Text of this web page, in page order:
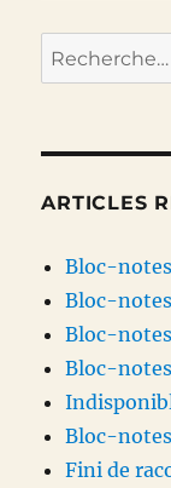
Recherche
pour :
ARTICLES
Bloc-
Bloc-
Bloc-
Bloc-
Bloc-
Fini de